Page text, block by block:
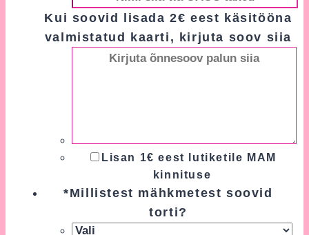
Kui soovid lisada 2€ eest käsitööna
valmistatud kaarti, kirjuta soov siia
Lisan 1€ eest lutiketile MAM
kinnituse
*Millistest mähkmetest soovid
torti?